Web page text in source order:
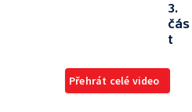
3.
čás
t
Přehrát celé video